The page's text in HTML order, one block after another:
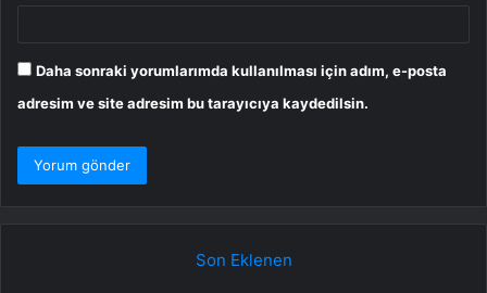
Daha sonraki yorumlarımda kullanılması için adım, e-posta
adresim ve site adresim bu tarayıcıya kaydedilsin.
Son Eklenen